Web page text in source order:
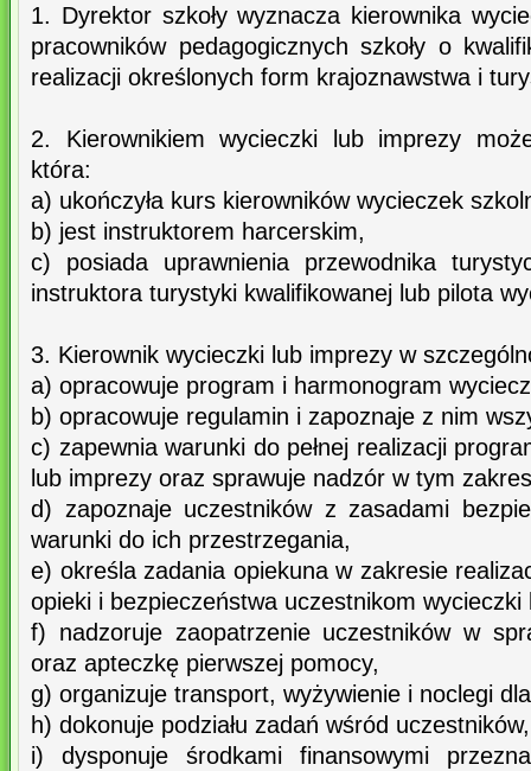
1. Dyrektor szkoły wyznacza kierownika
pracowników pedagogicznych szkoły o
realizacji określonych form krajoznawstwa i
2. Kierownikiem wycieczki lub imprezy
która:
a) ukończyła kurs kierowników wycieczek
b) jest instruktorem harcerskim,
c) posiada uprawnienia przewodnika
instruktora turystyki kwalifikowanej lub pilota
3. Kierownik wycieczki lub imprezy w
a) opracowuje program i harmonogram
b) opracowuje regulamin i zapoznaje z nim
c) zapewnia warunki do pełnej realizacji
lub imprezy oraz sprawuje nadzór w tym
d) zapoznaje uczestników z zasadami
warunki do ich przestrzegania,
e) określa zadania opiekuna w zakresie
opieki i bezpieczeństwa uczestnikom wycieczki
f) nadzoruje zaopatrzenie uczestników w
oraz apteczkę pierwszej pomocy,
g) organizuje transport, wyżywienie i noclegi
h) dokonuje podziału zadań wśród uczestników,
i) dysponuje środkami finansowymi